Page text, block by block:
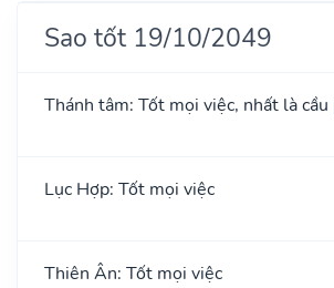
Sao tốt 19/10/2049
Thánh tâm: Tốt mọi việc, nhất là
Lục Hợp: Tốt mọi việc
Thiên Ân: Tốt mọi việc